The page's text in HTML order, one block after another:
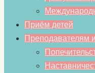
Приём детей
Преподавателям